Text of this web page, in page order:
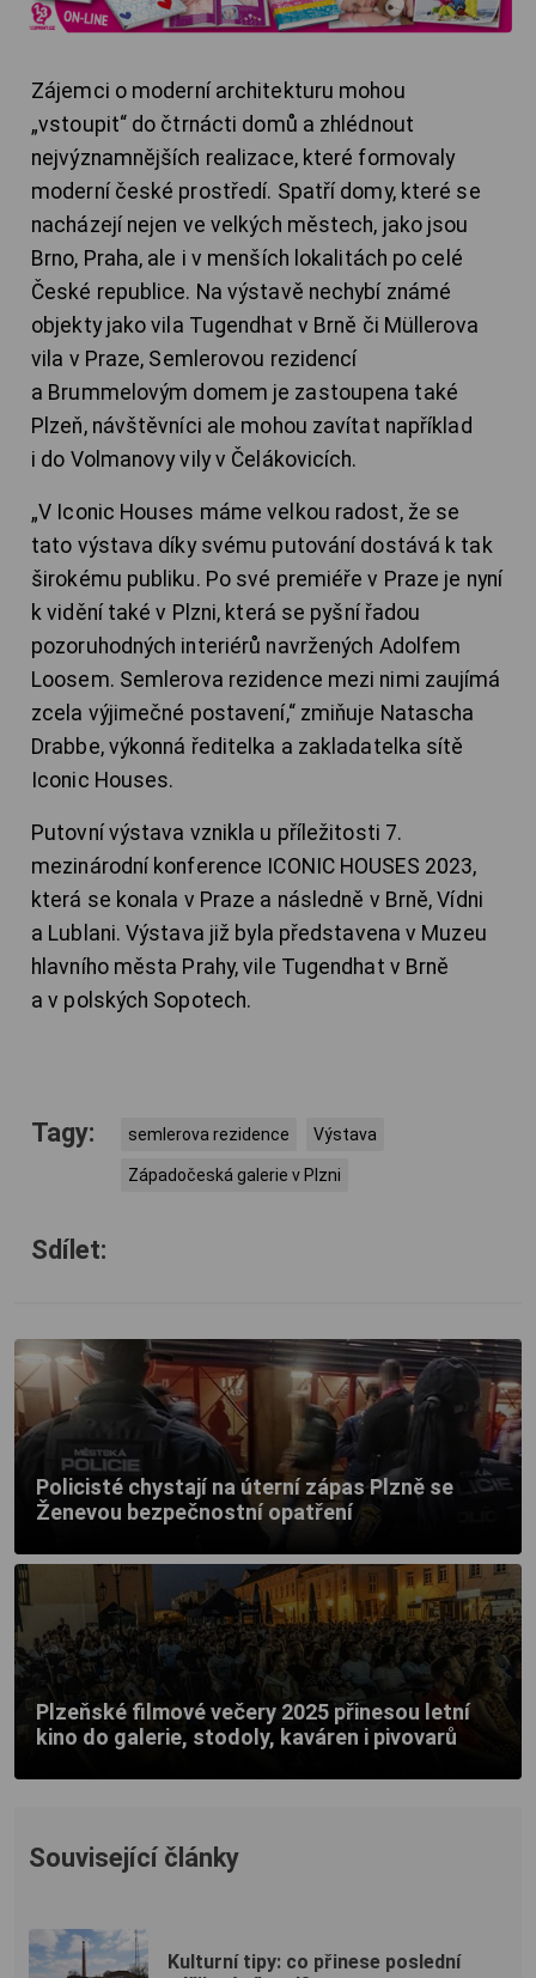
Zájemci o moderní architekturu mohou
„vstoupit“ do čtrnácti domů a zhlédnout
nejvýznamnějších realizace, které formovaly
moderní české prostředí. Spatří domy, které se
nacházejí nejen ve velkých městech, jako jsou
Brno, Praha, ale i v menších lokalitách po celé
České republice. Na výstavě nechybí známé
objekty jako vila Tugendhat v Brně či Müllerova
vila v Praze, Semlerovou rezidencí
a Brummelovým domem je zastoupena také
Plzeň, návštěvníci ale mohou zavítat například
i do Volmanovy vily v Čelákovicích.
„V Iconic Houses máme velkou radost, že se
tato výstava díky svému putování dostává k tak
širokému publiku. Po své premiéře v Praze je nyní
k vidění také v Plzni, která se pyšní řadou
pozoruhodných interiérů navržených Adolfem
Loosem. Semlerova rezidence mezi nimi zaujímá
zcela výjimečné postavení,“ zmiňuje Natascha
Drabbe, výkonná ředitelka a zakladatelka sítě
Iconic Houses.
Putovní výstava vznikla u příležitosti 7.
mezinárodní konference ICONIC HOUSES 2023,
která se konala v Praze a následně v Brně, Vídni
a Lublani. Výstava již byla představena v Muzeu
hlavního města Prahy, vile Tugendhat v Brně
a v polských Sopotech.
Tagy: semlerova rezidence Výstava
Západočeská galerie v Plzni
Sdílet:
Policisté chystají na úterní zápas Plzně se
Ženevou bezpečnostní opatření
Plzeňské filmové večery 2025 přinesou letní
kino do galerie, stodoly, kaváren i pivovarů
Související články
Kulturní tipy: co přinese poslední